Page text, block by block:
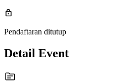
lock
Pendaftaran ditutup
Detail Event